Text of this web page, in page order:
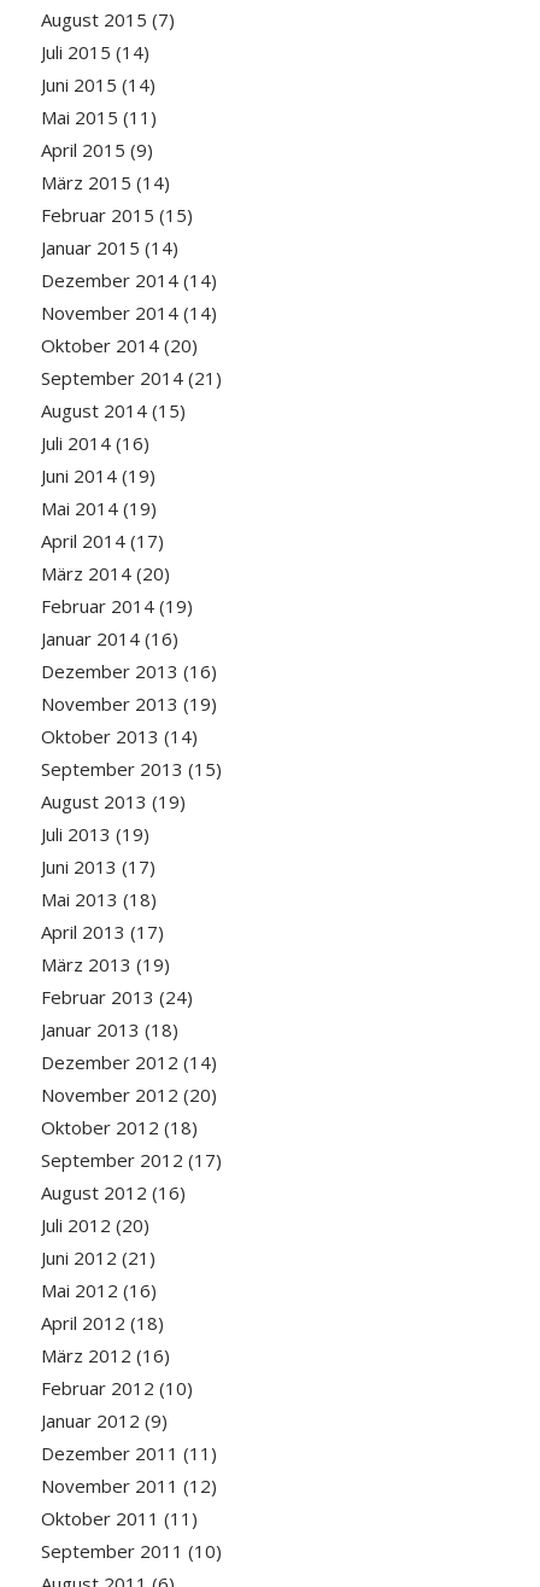
August 2015 (7)
Juli 2015 (14)
Juni 2015 (14)
Mai 2015 (11)
April 2015 (9)
März 2015 (14)
Februar 2015 (15)
Januar 2015 (14)
Dezember 2014(14)
November 2014(14)
Oktober 2014(20)
September 2014(21)
August 2014(15)
Juli 2014(16)
Juni 2014(19)
Mai 2014(19)
April 2014(17)
März 2014(20)
Februar 2014(19)
Januar 2014(16)
Dezember 2013 (16)
November 2013 (19)
Oktober 2013 (14)
September 2013 (15)
August 2013 (19)
Juli 2013 (19)
Juni 2013 (17)
Mai 2013 (18)
April 2013 (17)
März 2013 (19)
Februar 2013 (24)
Januar 2013 (18)
Dezember 2012 (14)
November 2012 (20)
Oktober 2012 (18)
September 2012 (17)
August 2012 (16)
Juli 2012 (20)
Juni 2012 (21)
Mai 2012 (16)
April 2012 (18)
März 2012 (16)
Februar 2012 (10)
Januar 2012 (9)
Dezember 2011 (11)
November 2011 (12)
Oktober 2011 (11)
September 2011 (10)